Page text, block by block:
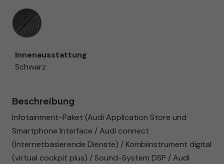
Innenausstattung
Innenausstattung
Schwarz
Beschreibung
Infotainment-Paket (Audi Application Store und
Smartphone Interface / Audi connect
(Internetbasierende Dienste) / Kombiinstrument digital
(virtual cockpit plus) / Sound-System DSP / Audi